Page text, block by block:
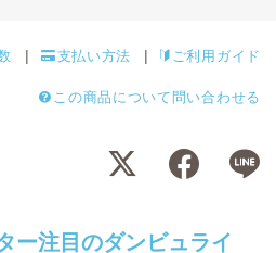
支払い方法 ご利用ガイド
この商品について問い合わせる
ー注目のダンビュライ